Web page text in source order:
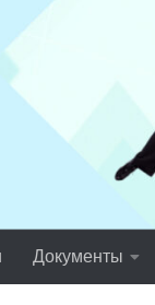
Документы